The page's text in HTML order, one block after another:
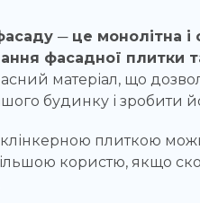
─ це монолітна і
фасадної плитки
матеріал, що
будинку і зробити
плиткою
користю, якщо